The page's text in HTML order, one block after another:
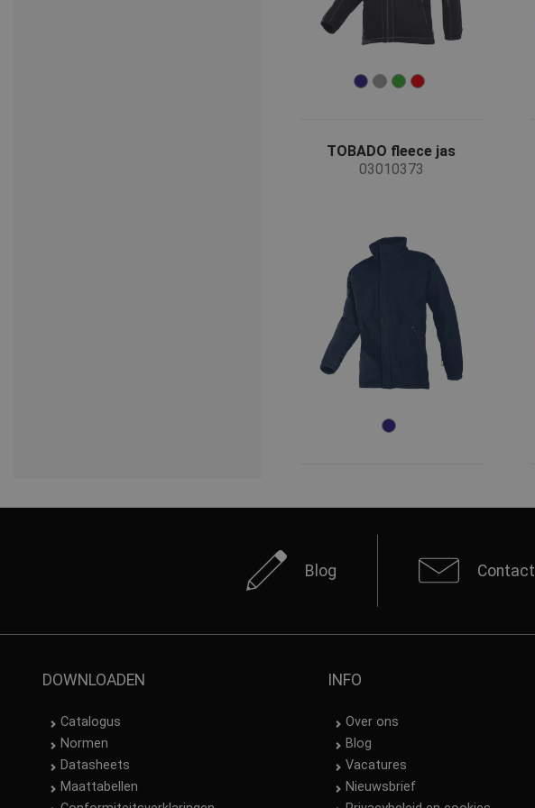
TOBADO fleece jas
03010373
Blog Contact
DOWNLOADEN
Catalogus
Normen
Datasheets
Maattabellen
INFO
Over ons
Blog
Vacatures
Nieuwsbrief